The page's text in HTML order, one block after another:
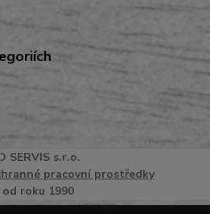
SERVISs.r.o.
pracovní prostředky
od roku 1990